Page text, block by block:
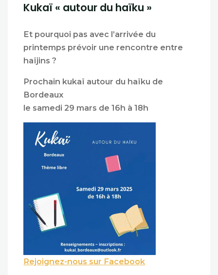
Kukaï « autour du haïku »
Et pourquoi pas avec l’arrivée du
printemps prévoir une rencontre entre
haïjins ?
Prochain kukaï autour du haïku de
Bordeaux
le samedi 29 mars de 16h à 18h
Rejoignez-nous sur Facebook